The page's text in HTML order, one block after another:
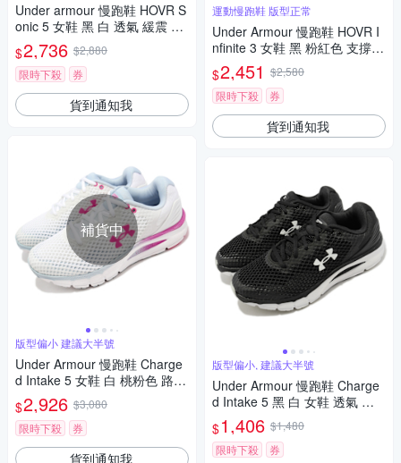
Under armour 慢跑鞋 HOVR S
onic 5 女鞋 黑 白 透氣 緩震 網
布 運動鞋 UA 3024906001
$2,736 $2,880
限時下殺
券
貨到通知我
補貨中
版型偏小 建議大半號
Under Armour 慢跑鞋 Charge
d Intake 5 女鞋 白 桃粉色 路跑
運動鞋 3023564106
$2,926 $3,080
限時下殺
券
貨到通知我
運動慢跑鞋 版型正常
Under Armour 慢跑鞋 HOVR I
nfinite 3 女鞋 黑 粉紅色 支撐
緩震 路跑 運動鞋 3023556003
$2,451 $2,580
限時下殺
券
貨到通知我
版型偏小, 建議大半號
Under Armour 慢跑鞋 Charge
d Intake 5 黑 白 女鞋 透氣 緩
震 運動鞋 UA 3023564001
$1,406 $1,480
限時下殺
券